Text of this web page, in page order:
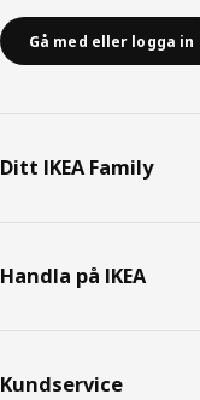
Gå med eller logga in
Ditt IKEA Family
Handla på IKEA
Kundservice